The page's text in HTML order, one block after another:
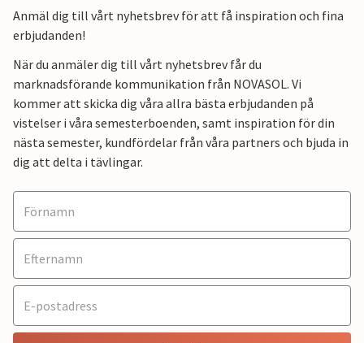
Anmäl dig till vårt nyhetsbrev för att få inspiration och fina
erbjudanden!
När du anmäler dig till vårt nyhetsbrev får du
marknadsförande kommunikation från NOVASOL. Vi
kommer att skicka dig våra allra bästa erbjudanden på
vistelser i våra semesterboenden, samt inspiration för din
nästa semester, kundfördelar från våra partners och bjuda in
dig att delta i tävlingar.